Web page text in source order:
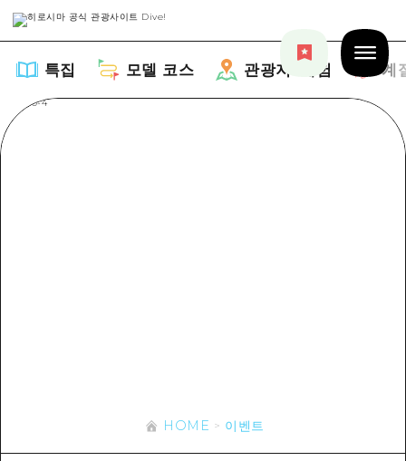
특집 모델 코스 관광지・체험 계
사이클링
아키(安芸)
아키(安芸)
HOME 이벤트